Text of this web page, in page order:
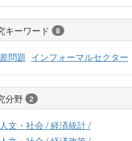
キーワード 8
問題 インフォーマルセクター
分野 2
文・社会 / 経済統計 /